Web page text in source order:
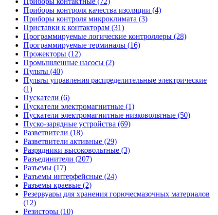
Приборы контроля качества изоляции (4)
Приборы контроля микроклимата (3)
Приставки к контакторам (31)
Программируемые логические контроллеры (28)
Программируемые терминалы (16)
Прожекторы (12)
Промышленные насосы (2)
Пульты (40)
Пульты управления распределительные электрические
(1)
Пускатели (6)
Пускатели электромагнитные (1)
Пускатели электромагнитные низковольтные (50)
Пуско-зарядные устройства (69)
Разветвители (18)
Разветвители активные (29)
Разрядники высоковольтные (3)
Разъединители (207)
Разъемы (17)
Разъемы интерфейсные (24)
Разъемы краевые (2)
Резервуары для хранения горючесмазочных материалов
(12)
Резисторы (10)